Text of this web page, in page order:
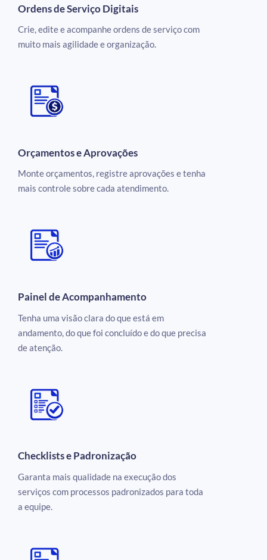
Ordens de Serviço Digitais
Crie, edite e acompanhe ordens de serviço com
muito mais agilidade e organização.
Orçamentos e Aprovações
Monte orçamentos, registre aprovações e tenha
mais controle sobre cada atendimento.
Painel de Acompanhamento
Tenha uma visão clara do que está em
andamento, do que foi concluído e do que precisa
de atenção.
Checklists e Padronização
Garanta mais qualidade na execução dos
serviços com processos padronizados para toda
a equipe.